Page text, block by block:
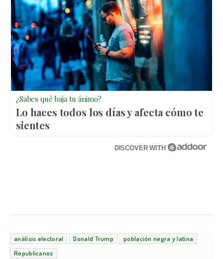
¿Sabes qué baja tu ánimo?
Lo haces todos los días y afecta cómo te
sientes
DISCOVER WITH
análisis electoral Donald Trump
población negra y latina
Republicanos